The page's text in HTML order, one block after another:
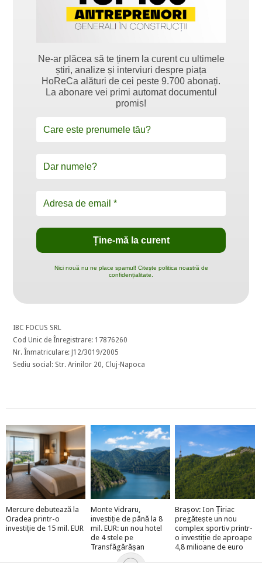
Ne-ar plăcea să te ținem la curent cu ultimele
știri, analize și interviuri despre piața
HoReCa alături de cei peste 9.700 abonați.
La abonare vei primi automat documentul
promis!
Nici nouă nu ne place spamul! Citește politica noastră de
confidențialitate.
IBC FOCUS SRL
Cod Unic de Înregistrare: 17876260
Nr. Înmatriculare: J12/3019/2005
Sediu social: Str. Arinilor 20, Cluj-Napoca
Mercure debutează la
Oradea printr-o
investiție de 15 mil. EUR
Monte Vidraru,
investiție de până la 8
mil. EUR: un nou hotel
de 4 stele pe
Transfăgărășan
Brașov: Ion Țiriac
pregătește un nou
complex sportiv printr-
o investiție de aproape
4,8 milioane de euro